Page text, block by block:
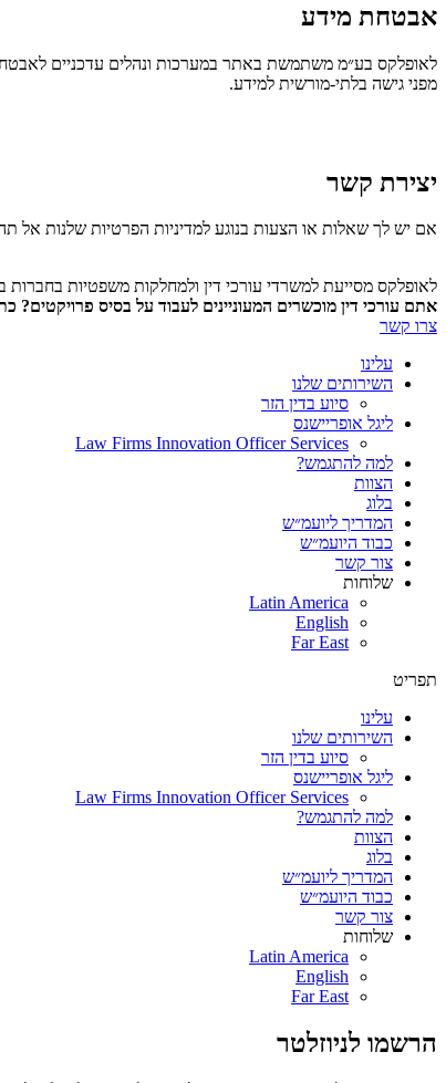
אבטחת מידע
לאופלקס בע״מ משתמשת באתר במערכות ונהלים עדכניים
מפני גישה בלתי-מורשית למידע.
יצירת קשר
אם יש לך שאלות או הצעות בנוגע למדיניות הפרטיות שלנות אל
לאופלקס מסייעת למשרדי עורכי דין ולמחלקות משפטיות בחברות
אתם עורכי דין מוכשרים המעוניינים לעבוד על בסיס פרויקטים?
צרו קשר
עלינו
השירותים שלנו
סיוע בדין הזר
ליגל אופריישנס
Law Firms Innovation Officer Services
למה להתגמש?
הצוות
בלוג
המדריך ליועמ״ש
כבוד היועמ״ש
צור קשר
שלוחות
Latin America
English
Far East
תפריט
עלינו
השירותים שלנו
סיוע בדין הזר
ליגל אופריישנס
Law Firms Innovation Officer Services
למה להתגמש?
הצוות
בלוג
המדריך ליועמ״ש
כבוד היועמ״ש
צור קשר
שלוחות
Latin America
English
Far East
הרשמו לניוזלטר